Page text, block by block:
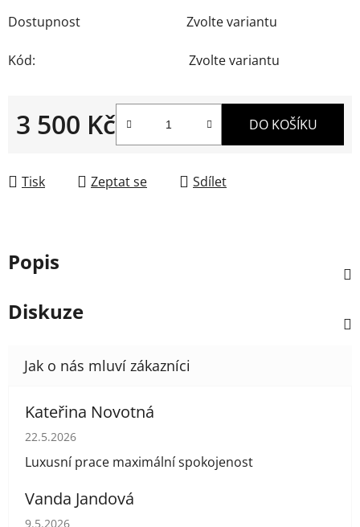
Dostupnost Zvolte variantu
Kód: Zvolte variantu
3 500 Kč DO KOŠÍKU
Tisk Zeptat se Sdílet
Popis
Diskuze
Kateřina Novotná
Hodnocení obchodu je 5 z 5 hvězdiček.
22.5.2026
Luxusní prace maximální spokojenost
Vanda Jandová
Hodnocení obchodu je 5 z 5 hvězdiček.
9.5.2026